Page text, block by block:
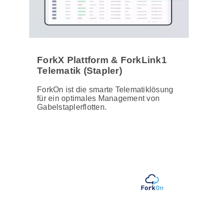
ForkX Plattform & ForkLink1
Telematik (Stapler)
ForkOn ist die smarte Telematiklösung
für ein optimales Management von
Gabelstaplerflotten.